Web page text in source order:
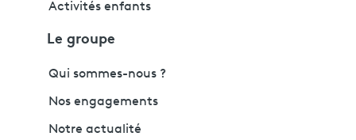
Activités enfants
Le groupe
Qui sommes-nous ?
Nos engagements
Notre actualité